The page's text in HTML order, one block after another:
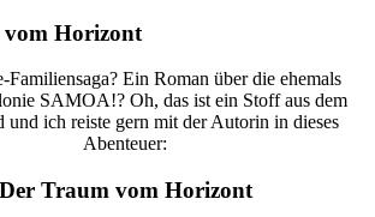
Horizont
Familiensaga? Ein Roman über die ehemals
SAMOA!? Oh, das ist ein Stoff aus dem
und ich reiste gern mit der Autorin in dieses
Abenteuer:
Der Traum vom Horizont